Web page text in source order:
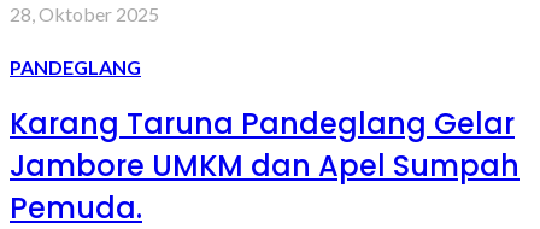
28, Oktober 2025
PANDEGLANG
Karang Taruna Pandeglang Gelar
Jambore UMKM dan Apel Sumpah
Pemuda.